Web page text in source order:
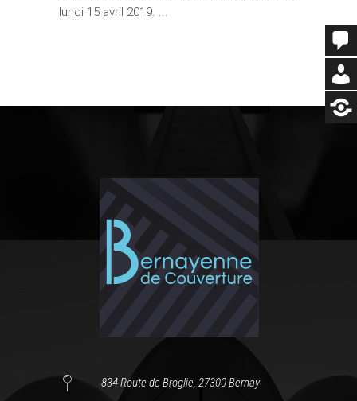
lundi 15 avril 2019.
834 Route de Broglie, 27300 Bernay